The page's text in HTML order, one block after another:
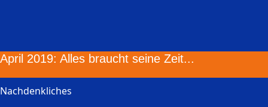
April 2019: Alles braucht seine Zeit...
Nachdenkliches